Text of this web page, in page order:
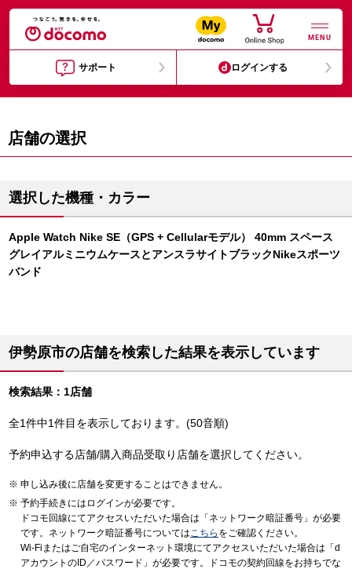
MENU
サポート ログインする
店舗の選択
選択した機種・カラー
Apple Watch Nike SE（GPS + Cellularモデル） 40mm スペース
グレイアルミニウムケースとアンスラサイトブラックNikeスポーツ
バンド
伊勢原市の店舗を検索した結果を表示しています
検索結果：1店舗
全1件中1件目を表示しております。(50音順)
予約申込する店舗/購入商品受取り店舗を選択してください。
申し込み後に店舗を変更することはできません。
予約手続きにはログインが必要です。
ドコモ回線にてアクセスいただいた場合は「ネットワーク暗証番号」が必要
です。ネットワーク暗証番号についてはこちら をご確認ください。
Wi-Fiまたはご自宅のインターネット環境にてアクセスいただいた場合は「d
アカウントのID／パスワード」が必要です。ドコモの契約回線をお持ちでな